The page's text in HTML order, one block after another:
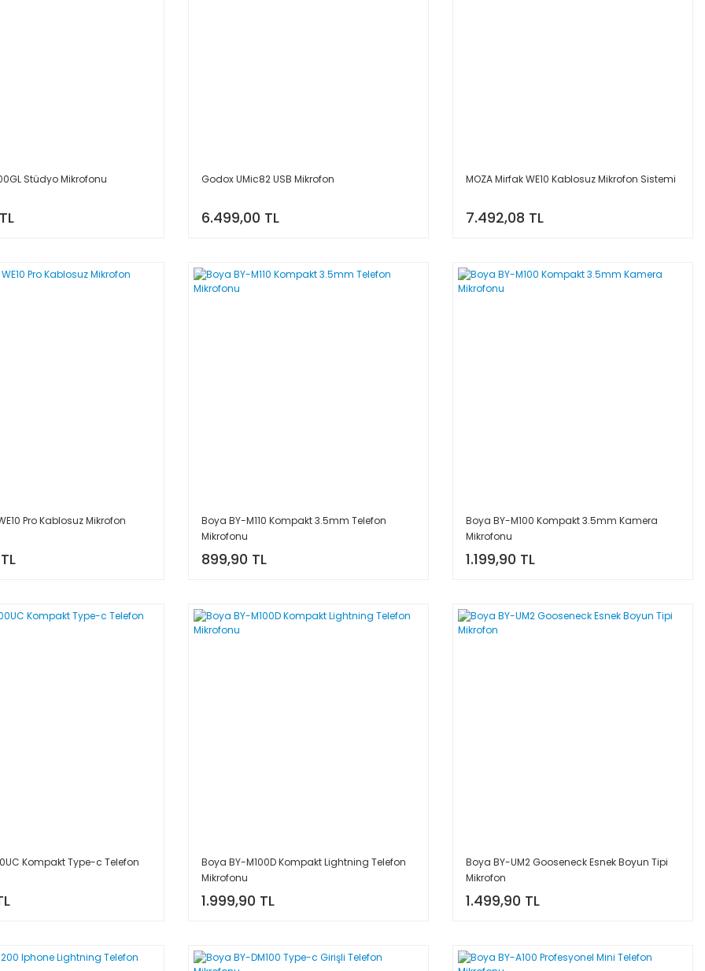
Stüdyo Mikrofonu Godox UMic82 USB Mikrofon
6.499,00 TL
MOZA Mirfak WE10 Kablosuz Mikrofon Sistemi
7.492,08 TL
Pro Kablosuz Mikrofon
Boya BY-M110 Kompakt 3.5mm Telefon
Mikrofonu
899,90 TL
Boya BY-M100 Kompakt 3.5mm Kamera
Mikrofonu
1.199,90 TL
Kompakt Type-c Telefon
Boya BY-M100D Kompakt Lightning Telefon
Mikrofonu
1.999,90 TL
Boya BY-UM2 Gooseneck Esnek Boyun Tipi
Mikrofon
1.499,90 TL